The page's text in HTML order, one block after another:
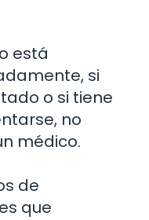
está
si
o si tiene
no
médico.
de
que